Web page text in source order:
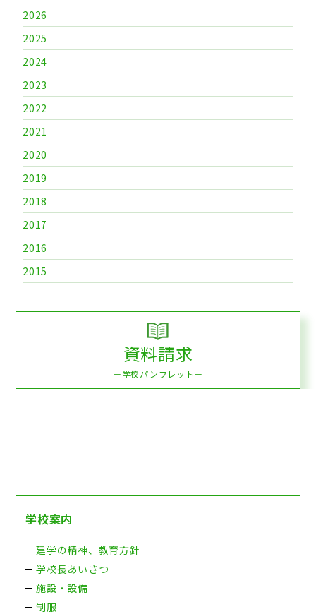
2026
2025
2024
2023
2022
2021
2020
2019
2018
2017
2016
2015
資料請求
－学校パンフレット－
学校案内
建学の精神、教育方針
学校長あいさつ
施設・設備
制服